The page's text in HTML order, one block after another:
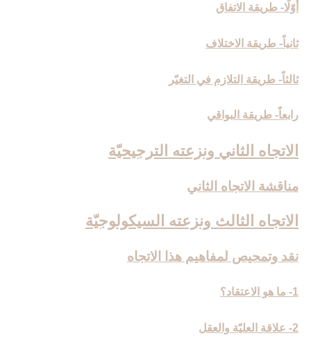
أوّلًا- طريقة الاتفاق
ثانياً- طريقة الاختلاف
ثالثاً- طريقة التلازم في التغيّر
رابعاً- طريقة البواقي
الاتجاه الثاني ونزعته الترجيحيّة
مناقشة الاتجاه الثاني
الاتجاه الثالث ونزعته السيكولوجيّة
نقد وتمحيص لمفاهيم هذا الاتجاه
1- ما هو الاعتقاد؟
2- علاقة العليّة والعقل